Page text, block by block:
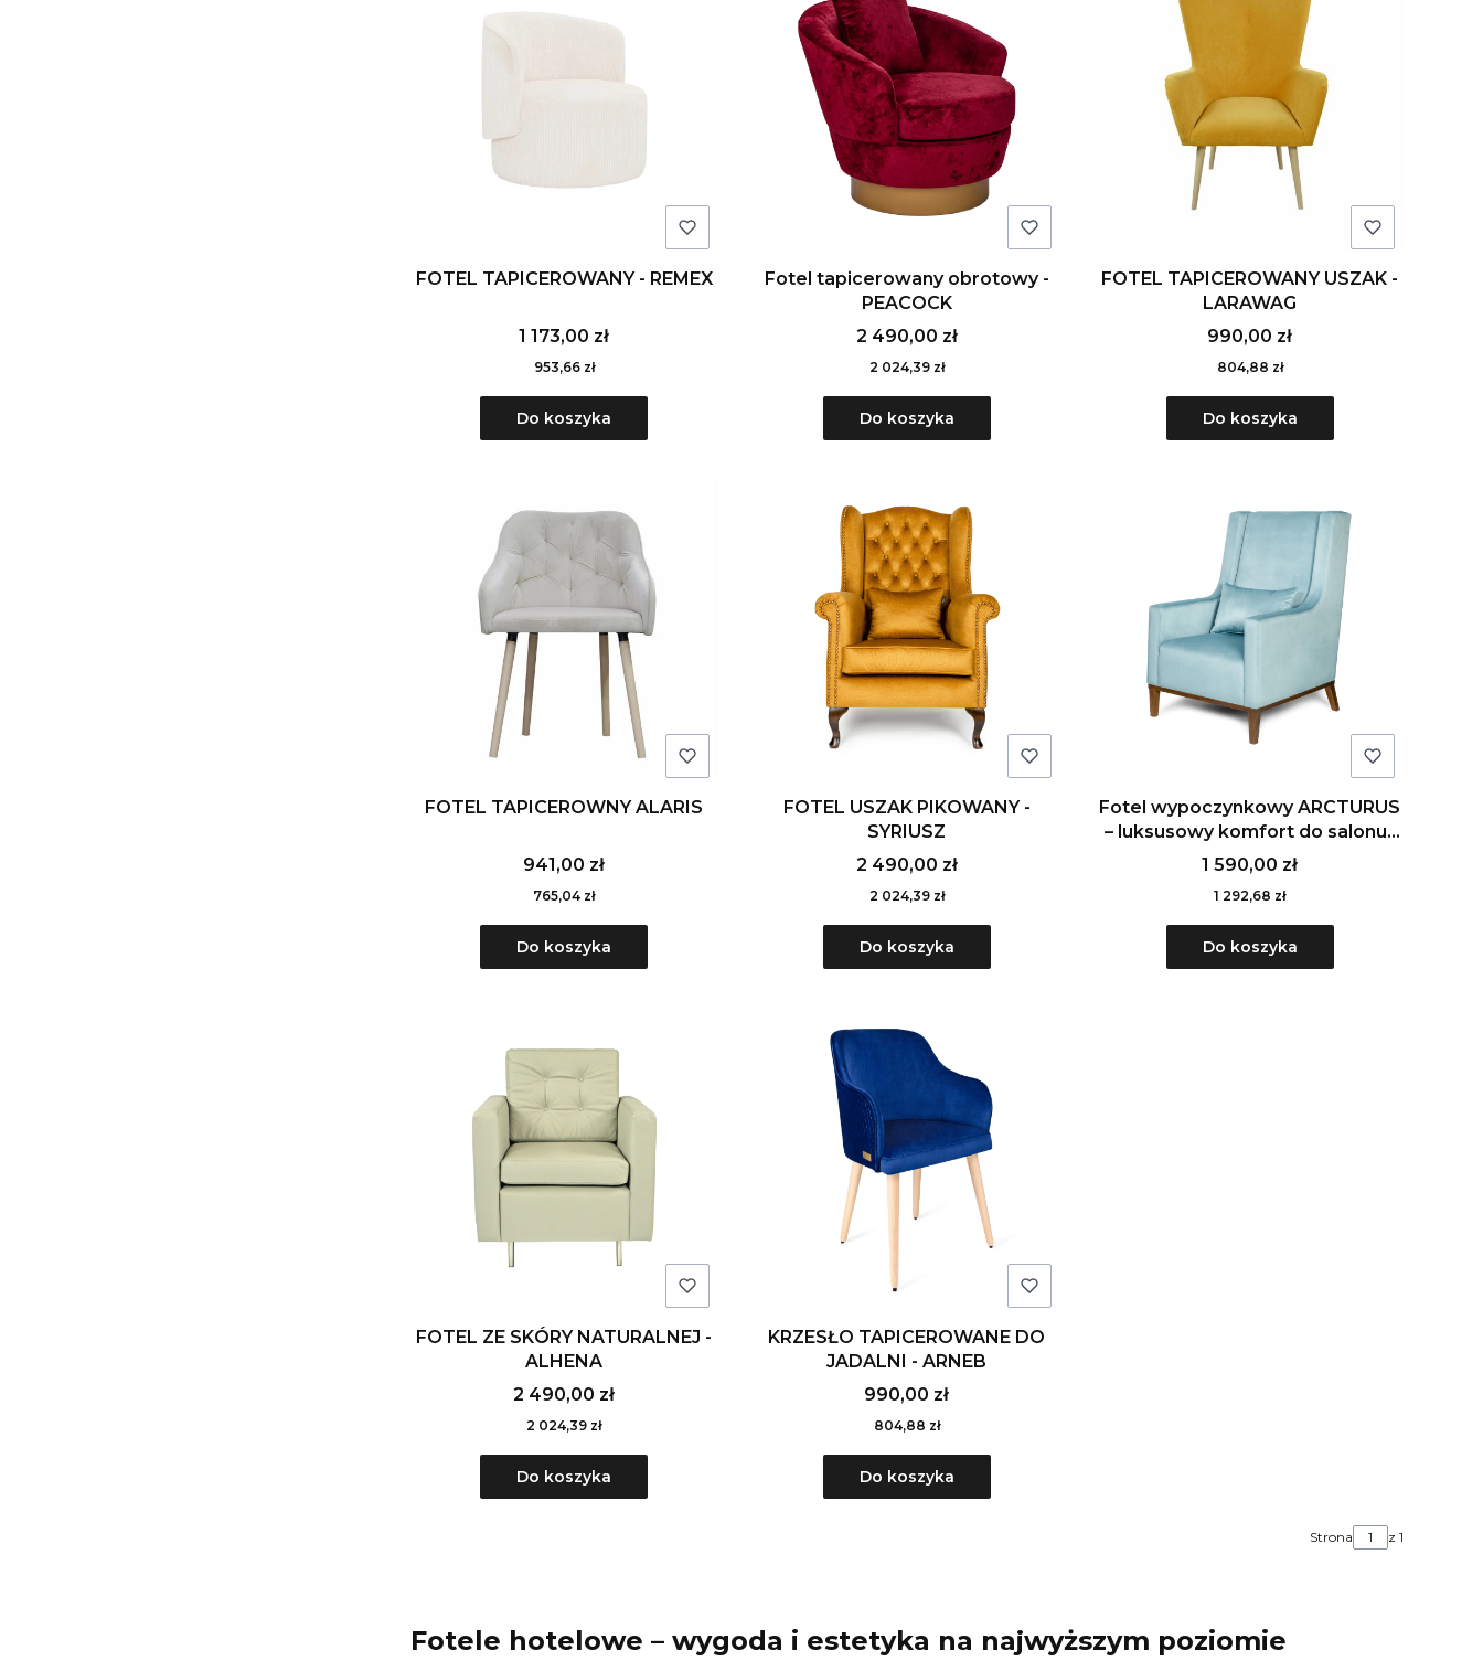
FOTEL TAPICEROWANY - REMEX
1 173,00 zł
953,66 zł
Do koszyka
Fotel tapicerowany obrotowy -
PEACOCK
2 490,00 zł
2 024,39 zł
Do koszyka
FOTEL TAPICEROWANY USZAK -
LARAWAG
990,00 zł
804,88 zł
Do koszyka
FOTEL TAPICEROWNY ALARIS
941,00 zł
765,04 zł
Do koszyka
FOTEL USZAK PIKOWANY -
SYRIUSZ
2 490,00 zł
2 024,39 zł
Do koszyka
Fotel wypoczynkowy ARCTURUS
– luksusowy komfort do salonu i
lobby
1 590,00 zł
1 292,68 zł
Do koszyka
FOTEL ZE SKÓRY NATURALNEJ -
ALHENA
2 490,00 zł
2 024,39 zł
Do koszyka
KRZESŁO TAPICEROWANE DO
JADALNI - ARNEB
990,00 zł
804,88 zł
Do koszyka
Strona z 1
Fotele hotelowe – wygoda i estetyka na najwyższym poziomie